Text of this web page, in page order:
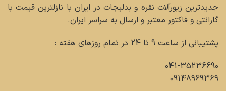
جدیدترین زیورآلات نقره و بدلیجات در ایران با نازلترین قیمت با
گارانتی و فاکتور معتبر و ارسال به سراسر ایران.
پشتیبانی از ساعت 9 تا 24 در تمام روزهای هفته :
041-35236690
09148969369